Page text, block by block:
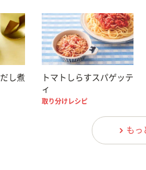
し煮
トマトしらすスパゲッテ
ィ
取り分けレシピ
もっ